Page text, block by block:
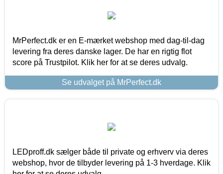
MrPerfect.dk er en E-mærket webshop med dag-til-dag
levering fra deres danske lager. De har en rigtig flot
score på Trustpilot. Klik her for at se deres udvalg.
Se udvalget på MrPerfect.dk
LEDproff.dk sælger både til private og erhverv via deres
webshop, hvor de tilbyder levering på 1-3 hverdage. Klik